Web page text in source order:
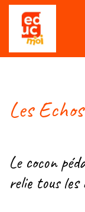
Se rendre au
Les
Le cocon
relie tous